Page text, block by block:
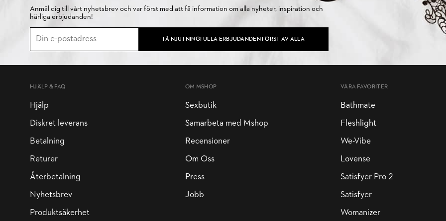
Anmäl dig till vårt nyhetsbrev och var först med att få information om alla nyheter, inspiration och
härliga erbjudanden!
FÅ NJUTNINGFULLA ERBJUDANDEN FÖRST AV ALLA
HJÄLP & FAQ
Hjälp
Diskret leverans
Betalning
Returer
Återbetalning
Nyhetsbrev
Produktsäkerhet
OM MSHOP
Sexbutik
Samarbeta med Mshop
Recensioner
Om Oss
Press
Jobb
VÅRA FAVORITER
Bathmate
Fleshlight
We-Vibe
Lovense
Satisfyer Pro 2
Satisfyer
Womanizer